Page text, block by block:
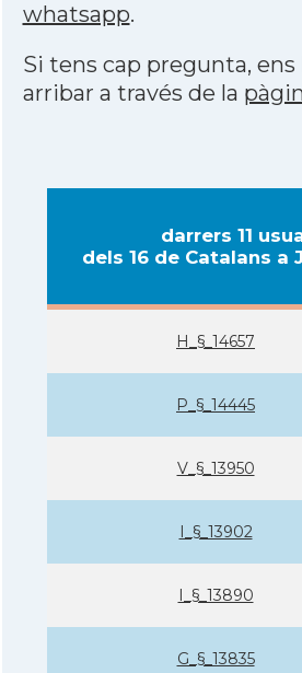
whatsapp.
Si tens cap pregunta, ens
arribar a través de la
darrers 11
dels 16 de Catalans a
H_§_14657
P_§_14445
V_§_13950
I_§_13902
I_§_13890
G_§_13835